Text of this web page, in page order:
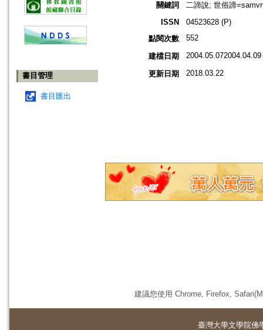
書目管理
書目匯出
關鍵詞
二諦說; 世俗諦
ISSN
04523628 (P)
點閱次數
552
建檔日期 2004.05.072004.04.09
更新日期 2018.03.22
建議您使用 Chrome, Firefox,
臺灣大學文學院佛